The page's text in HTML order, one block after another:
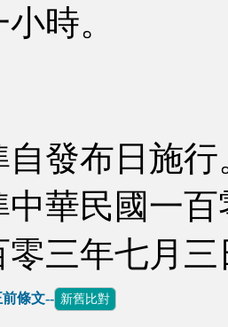
時。
發布日施行
民國一百
零三年七月
條文-- 新舊比對